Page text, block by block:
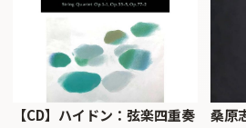
【CD】ハイドン：弦楽四重奏
桑原